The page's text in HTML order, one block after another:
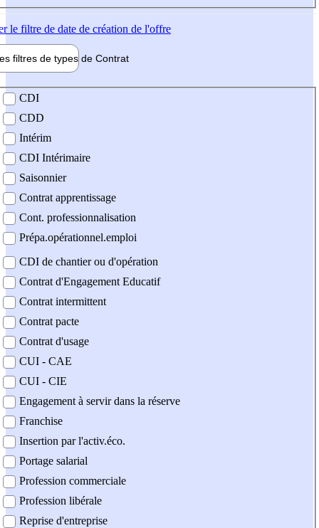
le filtre de date de création de l'offre
filtres de types de Contrat
contrat
CDI
CDD
Intérim
CDI Intérimaire
Saisonnier
Contrat apprentissage
Cont. professionnalisation
Prépa.opérationnel.emploi
CDI de chantier ou d'opération
Contrat d'Engagement Educatif
Contrat intermittent
Contrat pacte
Contrat d'usage
CUI - CAE
CUI - CIE
Engagement à servir dans la réserve
Franchise
Insertion par l'activ.éco.
Portage salarial
Profession commerciale
Profession libérale
Reprise d'entreprise